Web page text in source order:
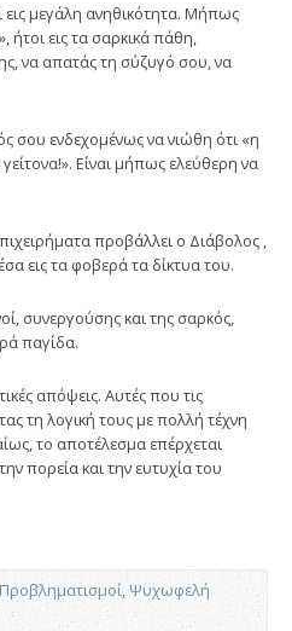
εις μεγάλη ανηθικότητα. Μήπως
ήτοι εις τα σαρκικά πάθη,
να απατάς τη σύζυγό σου, να
σου ενδεχομένως να νιώθη ότι «η
Είναι μήπως ελεύθερη να
προβάλλει ο Διάβολος ,
εις τα φοβερά τα δίκτυα του.
συνεργούσης και της σαρκός,
παγίδα.
απόψεις. Αυτές που τις
τη λογική τους με πολλή τέχνη
το αποτέλεσμα επέρχεται
πορεία και την ευτυχία του
,Ψυχωφελή